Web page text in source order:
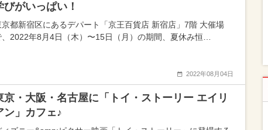
びがいっぱい！
京都新宿区にあるデパート「京王百貨店 新宿店」7階 大催場
、2022年8月4日（木）〜15日（月）の期間、夏休み恒…
2022年08月04日
京・大阪・名古屋に「トイ・ストーリー エイリ
ン」カフェ♪